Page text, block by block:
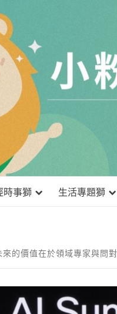
時事獅 生活專題獅
的價值在於領域專家與問